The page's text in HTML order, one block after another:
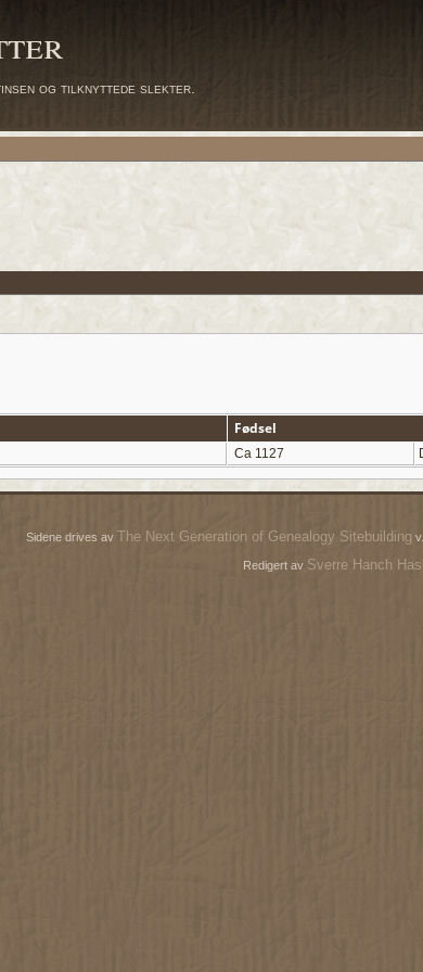
og tilknyttede slekter.
Fødsel
Ca 1127
Sidene drives av The Next Generation of Genealogy Sitebuilding
Redigert av Sverre Hanch